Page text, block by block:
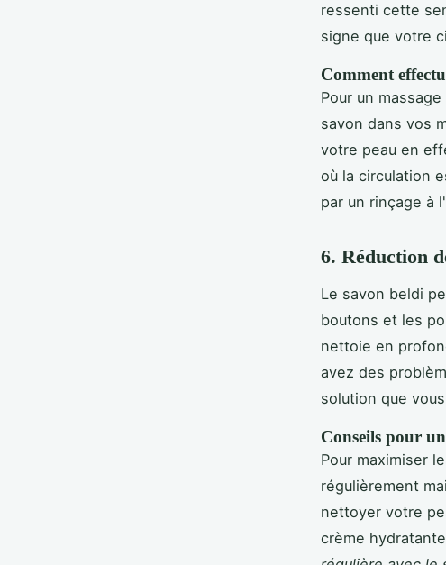
ressenti cette
signe que votre
Comment
Pour un
savon dans vos
votre peau en
où la circulation
par un rinçage à
6. Réduction
Le savon beldi
boutons et les
nettoie en
avez des
solution que
Conseils pour
Pour maximiser
régulièrement
nettoyer votre
crème